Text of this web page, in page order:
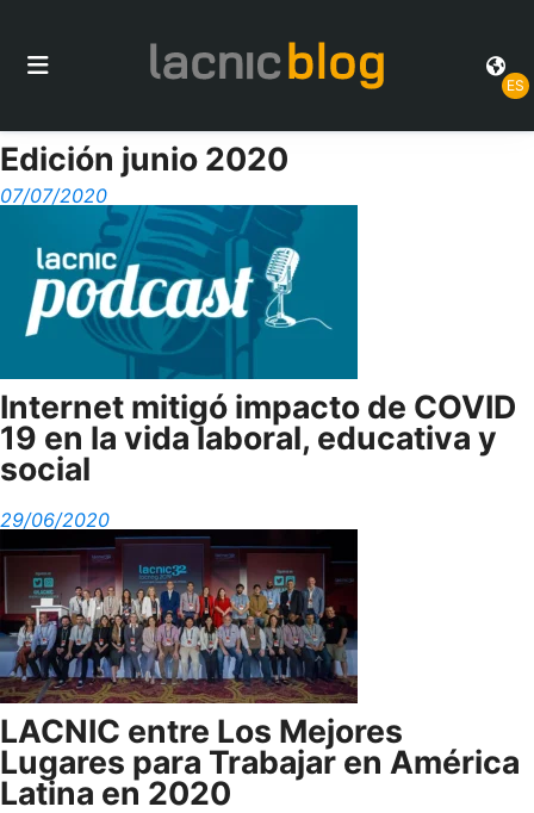
ES
Edición junio 2020
07/07/2020
Internet mitigó impacto de COVID
19 en la vida laboral, educativa y
social
29/06/2020
LACNIC entre Los Mejores
Lugares para Trabajar en América
Latina en 2020